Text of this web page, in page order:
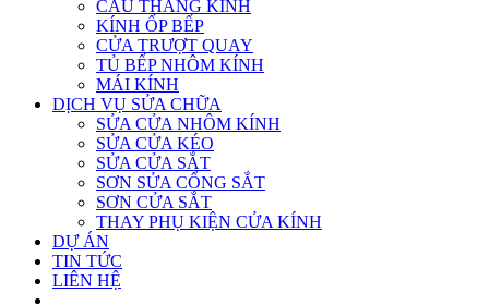
CẦU THANG KÍNH
KÍNH ỐP BẾP
CỬA TRƯỢT QUAY
TỦ BẾP NHÔM KÍNH
MÁI KÍNH
DỊCH VỤ SỬA CHỮA
SỬA CỬA NHÔM KÍNH
SỬA CỬA KÉO
SỬA CỬA SẮT
SƠN SỬA CỔNG SẮT
SƠN CỬA SẮT
THAY PHỤ KIỆN CỬA KÍNH
DỰ ÁN
TIN TỨC
LIÊN HỆ